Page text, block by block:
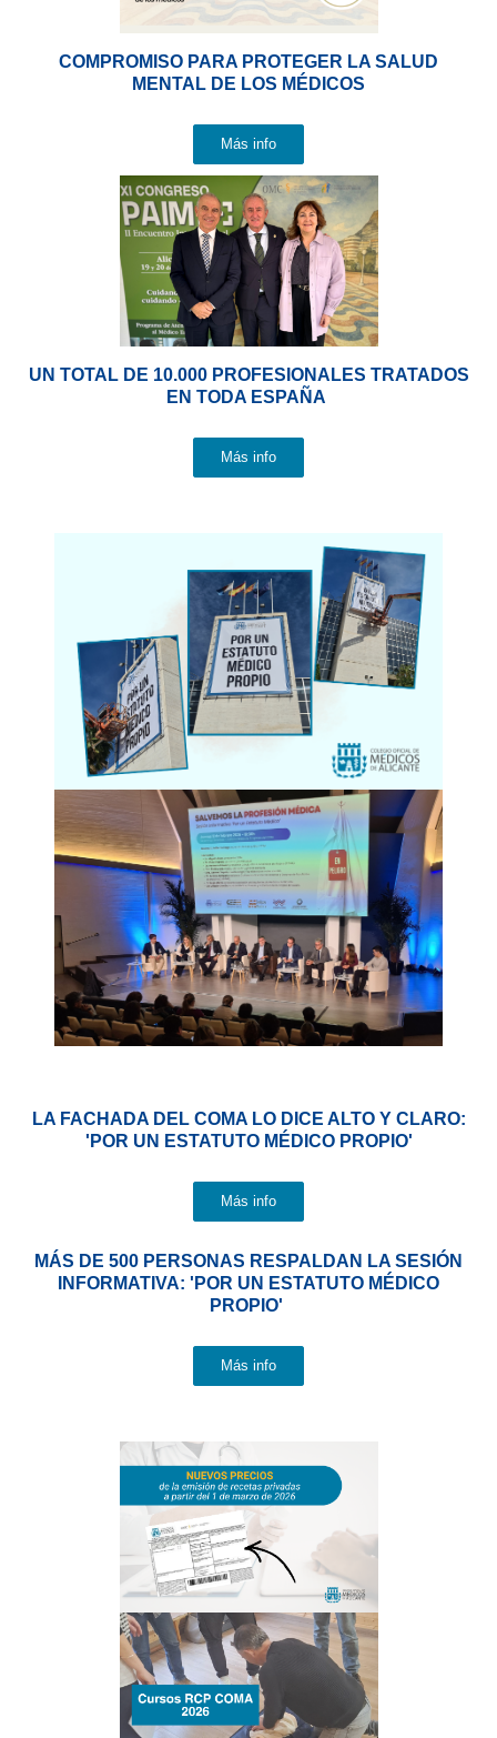
COMPROMISO PARA PROTEGER LA SALUD
MENTAL DE LOS MÉDICOS
Más info
UN TOTAL DE 10.000 PROFESIONALES TRATADOS
EN TODA ESPAÑA
Más info
LA FACHADA DEL COMA LO DICE ALTO Y CLARO:
'POR UN ESTATUTO MÉDICO PROPIO'
Más info
MÁS DE 500 PERSONAS RESPALDAN LA SESIÓN
INFORMATIVA: 'POR UN ESTATUTO MÉDICO
PROPIO'
Más info